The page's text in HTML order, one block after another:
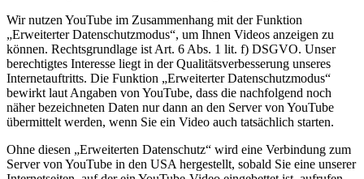
Wir nutzen YouTube im Zusammenhang mit der Funktion
„Erweiterter Datenschutzmodus“, um Ihnen Videos anzeigen zu
können. Rechtsgrundlage ist Art. 6 Abs. 1 lit. f) DSGVO. Unser
berechtigtes Interesse liegt in der Qualitätsverbesserung unseres
Internetauftritts. Die Funktion „Erweiterter Datenschutzmodus“
bewirkt laut Angaben von YouTube, dass die nachfolgend noch
näher bezeichneten Daten nur dann an den Server von YouTube
übermittelt werden, wenn Sie ein Video auch tatsächlich starten.
Ohne diesen „Erweiterten Datenschutz“ wird eine Verbindung zum
Server von YouTube in den USA hergestellt, sobald Sie eine unserer